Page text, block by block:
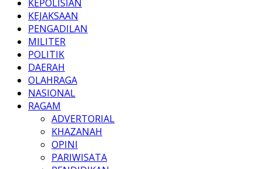
KEPOLISIAN
KEJAKSAAN
PENGADILAN
MILITER
POLITIK
DAERAH
OLAHRAGA
NASIONAL
RAGAM
ADVERTORIAL
KHAZANAH
OPINI
PARIWISATA